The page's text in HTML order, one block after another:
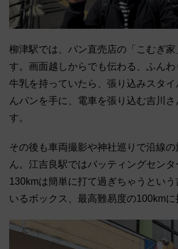
柳津駅では、パン直売店の「こむぎ家
す。画面越しからでも伝わる、ふんわ
牛乳を持っていたら、張り込みスタ
んパンを手に、電車を張り込む吉川さ
す。
その後も車両撮影や神社巡りで沿線
ん。江吉良駅ではバッティングセン
130kmは簡単に打て過ぎちゃうとい
いるボックス、最高難易度の100kmに